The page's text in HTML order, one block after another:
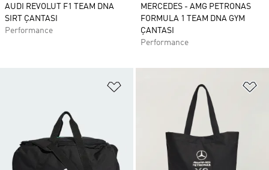
AUDI REVOLUT F1 TEAM DNA
SIRT ÇANTASI
Performance
MERCEDES - AMG PETRONAS
FORMULA 1 TEAM DNA GYM
ÇANTASI
Performance
Favori Listesine Ekle